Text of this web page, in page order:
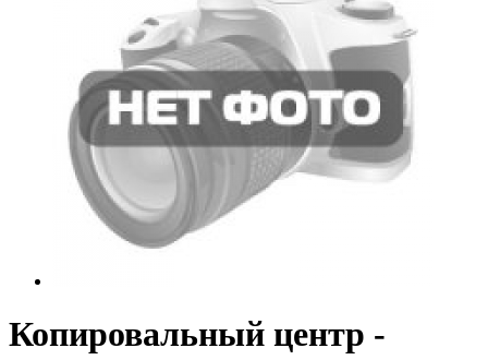
Копировальный центр -